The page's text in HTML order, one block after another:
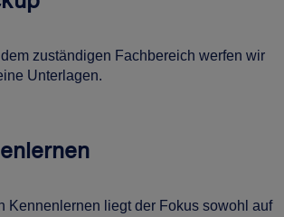
zuständigen Fachbereich werfen wir
Unterlagen.
Kennenlernen liegt der Fokus sowohl auf